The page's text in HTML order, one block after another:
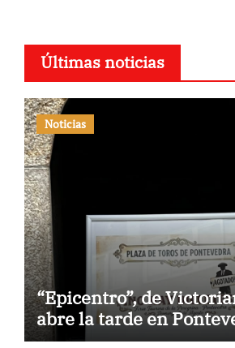
Últimas noticias
Noticias
“Epicentro”, de
abre la tarde en